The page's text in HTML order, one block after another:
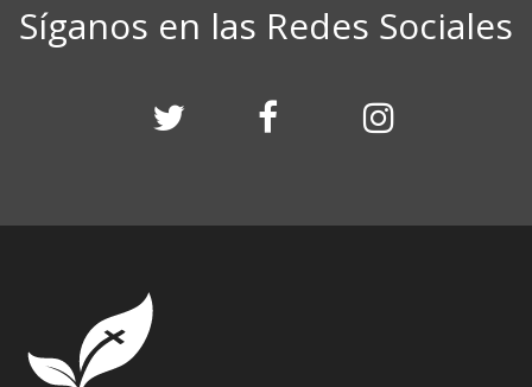
Síganos en las Redes Sociales